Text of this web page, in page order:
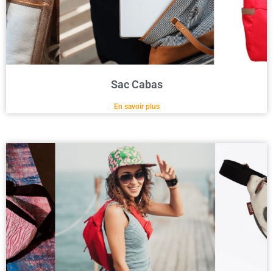
Sac Cabas
En savoir plus